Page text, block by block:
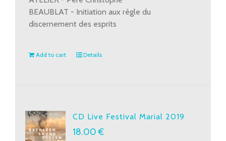
BEAUBLAT - Initiation aux règle du
discernement des esprits
Add to cart Details
CD Live Festival Marial 2019
18.00€